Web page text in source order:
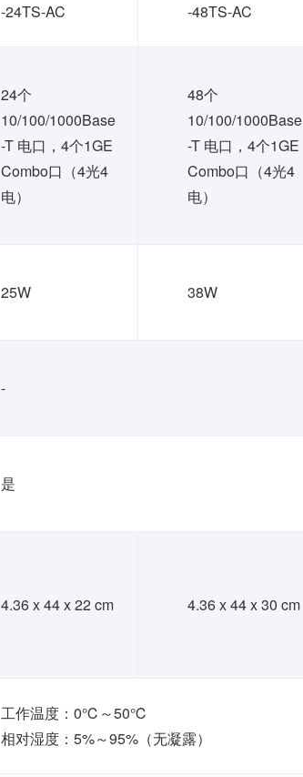
-24TS-AC
-48TS-AC
24个
10/100/1000Base
-T 电口，4个1GE
Combo口（4光4
电）
48个
10/100/1000Base
-T 电口，4个1GE
Combo口（4光4
电）
25W 38W
-
是
4.36 x 44 x 22 cm 4.36 x 44 x 30 cm
工作温度：0℃～50℃
相对湿度：5%～95%（无凝露）